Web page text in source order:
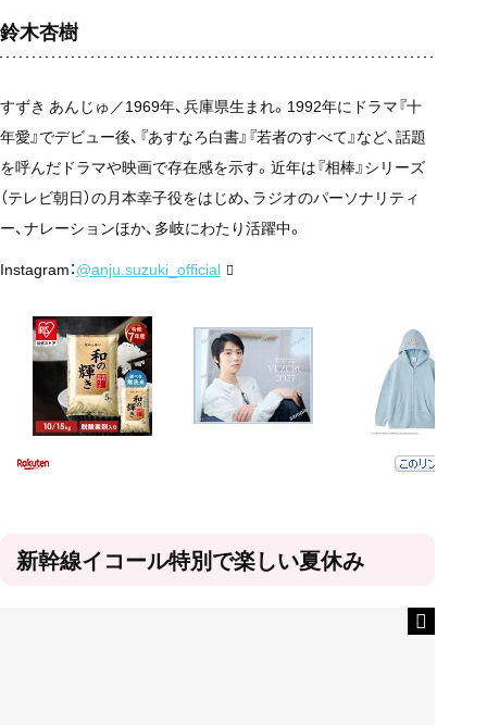
鈴木杏樹
すずき あんじゅ／1969年、兵庫県生まれ。1992年にドラマ『十
年愛』でデビュー後、『あすなろ白書』『若者のすべて』など、話題
を呼んだドラマや映画で存在感を示す。近年は『相棒』シリーズ
（テレビ朝日）の月本幸子役をはじめ、ラジオのパーソナリティ
ー、ナレーションほか、多岐にわたり活躍中。
Instagram：@anju.suzuki_official
新幹線イコール特別で楽しい夏休み